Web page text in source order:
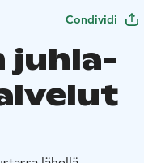
Condividi
juhla-